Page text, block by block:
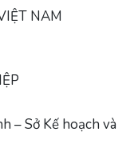
NAM
– Sở Kế hoạch và